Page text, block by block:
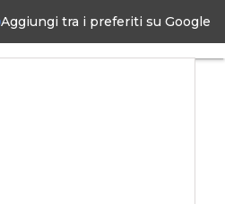
Aggiungi tra i preferiti su Google